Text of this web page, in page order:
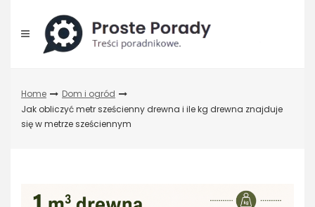
content
Home
Dom i ogród
Jak obliczyć metr sześcienny drewna i ile kg drewna znajduje
się w metrze sześciennym